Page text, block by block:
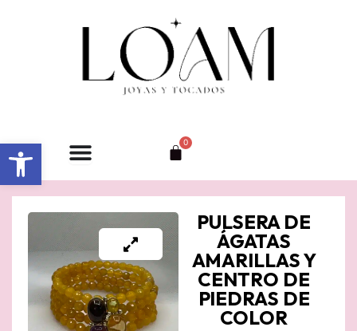
Abrir barra de herramientas 0
Carrito
PULSERA DE
ÁGATAS
AMARILLAS Y
CENTRO DE
PIEDRAS DE
COLOR